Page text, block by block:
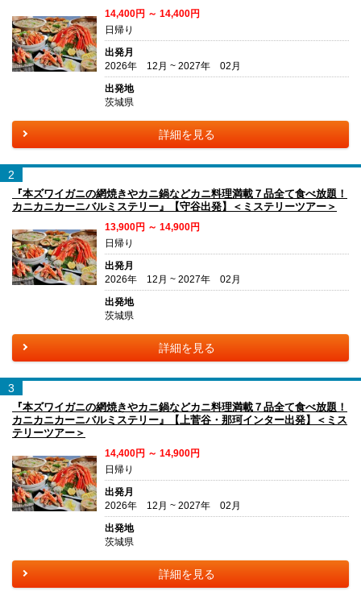
14,400円 ～ 14,400円
日帰り
出発月
2026年 12月 ~ 2027年 02月
出発地
茨城県
詳細を見る
2
『本ズワイガニの網焼きやカニ鍋などカニ料理満載７品全て食べ放題！
カニカニカーニバルミステリー』【守谷出発】＜ミステリーツアー＞
13,900円 ～ 14,900円
日帰り
出発月
2026年 12月 ~ 2027年 02月
出発地
茨城県
詳細を見る
3
『本ズワイガニの網焼きやカニ鍋などカニ料理満載７品全て食べ放題！
カニカニカーニバルミステリー』【上菅谷・那珂インター出発】＜ミス
テリーツアー＞
14,400円 ～ 14,900円
日帰り
出発月
2026年 12月 ~ 2027年 02月
出発地
茨城県
詳細を見る